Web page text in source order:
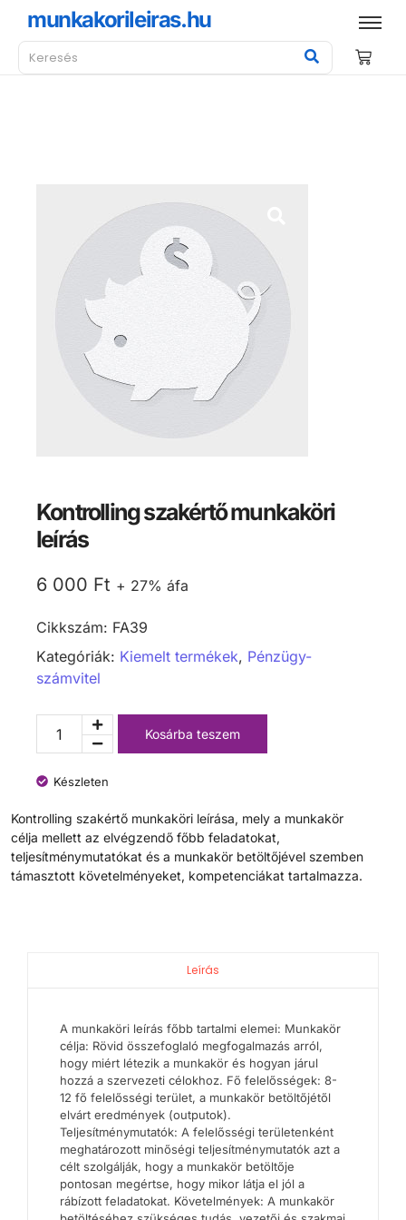
munkakorileiras.hu
Kontrolling szakértő munkaköri
leírás
6 000 Ft + 27% áfa
Cikkszám: FA39
Kategóriák: Kiemelt termékek, Pénzügy-
számvitel
Kosárba teszem
Készleten
Kontrolling szakértő munkaköri leírása, mely a munkakör
célja mellett az elvégzendő főbb feladatokat,
teljesítménymutatókat és a munkakör betöltőjével szemben
támasztott követelményeket, kompetenciákat tartalmazza.
Leírás
A munkaköri leírás főbb tartalmi elemei: Munkakör
célja: Rövid összefoglaló megfogalmazás arról,
hogy miért létezik a munkakör és hogyan járul
hozzá a szervezeti célokhoz. Fő felelősségek: 8-
12 fő felelősségi terület, a munkakör betöltőjétől
elvárt eredmények (outputok).
Teljesítménymutatók: A felelősségi területenként
meghatározott minőségi teljesítménymutatók azt a
célt szolgálják, hogy a munkakör betöltője
pontosan megértse, hogy mikor látja el jól a
rábízott feladatokat. Követelmények: A munkakör